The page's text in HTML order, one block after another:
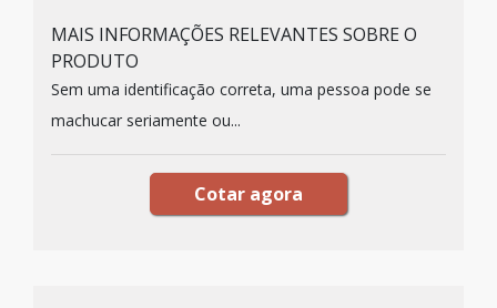
MAIS INFORMAÇÕES RELEVANTES SOBRE O
PRODUTO
Sem uma identificação correta, uma pessoa pode se
machucar seriamente ou...
Cotar agora